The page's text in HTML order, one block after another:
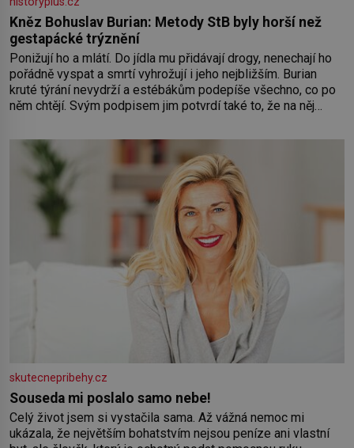
Kněz Bohuslav Burian: Metody StB byly horší než
gestapácké trýznění
Ponižují ho a mlátí. Do jídla mu přidávají drogy, nenechají ho
pořádně vyspat a smrtí vyhrožují i jeho nejbližším. Burian
kruté týrání nevydrží a estébákům podepíše všechno, co po
něm chtějí. Svým podpisem jim potvrdí také to, že na něj
Syn brněnského řezníka chce být knězem a
skutecnepribehy.cz
Souseda mi poslalo samo nebe!
Celý život jsem si vystačila sama. Až vážná nemoc mi
ukázala, že největším bohatstvím nejsou peníze ani vlastní